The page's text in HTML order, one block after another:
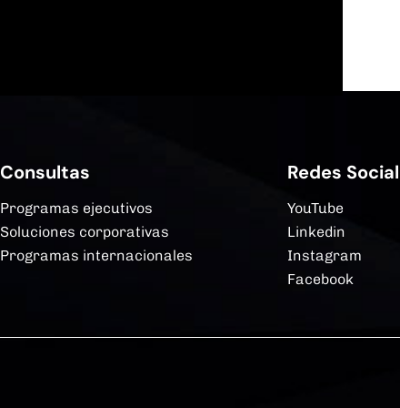
Consultas
Programas ejecutivos
Soluciones corporativas
Programas internacionales
Redes
YouTube
Linkedin
Instagram
Facebook